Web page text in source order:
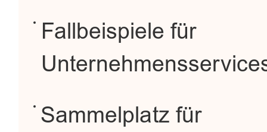
Fallbeispiele für
Sammelplatz für